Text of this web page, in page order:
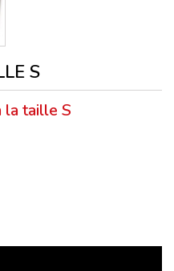
S
la taille S